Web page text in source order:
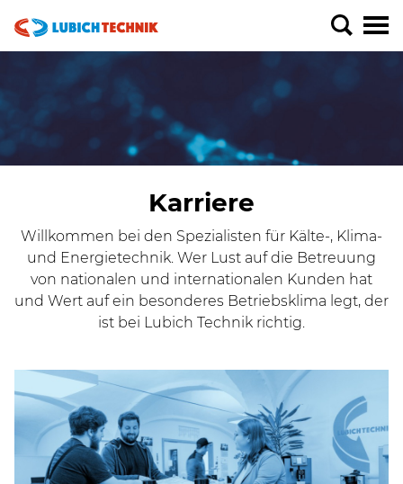
Karriere
Willkommen bei den Spezialisten für Kälte-, Klima-
und Energietechnik. Wer Lust auf die Betreuung
von nationalen und internationalen Kunden hat
und Wert auf ein besonderes Betriebsklima legt, der
ist bei Lubich Technik richtig.